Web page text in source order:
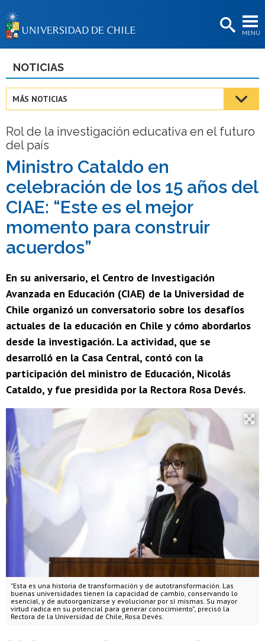
MENÚ
BIBLIOTECAS
Estudiantes
Académicas/os
Funcionarias/os
Egresadas/os
NOTICIAS
MÁS NOTICIAS
Rol de la investigación educativa en el futuro
del país
Ministro Cataldo en
celebración de los 15 años del
CIAE: “Este es el mejor
momento para construir
acuerdos”
En su aniversario, el Centro de Investigación
Avanzada en Educación (CIAE) de la Universidad de
Chile organizó un conversatorio sobre los desafíos
actuales de la educación en Chile y cómo abordarlos
desde la investigación. La actividad, que se
desarrolló en la Casa Central, contó con la
participación del ministro de Educación, Nicolás
Cataldo, y fue presidida por la Rectora Rosa Devés.
"Esta es una historia de transformación y de autotransformación. Las
buenas universidades tienen la capacidad de cambio, conservando lo
esencial, y de autoorganizarse y evolucionar por sí mismas. Su mayor
virtud radica en su potencial para generar conocimiento”, precisó la
Rectora de la Universidad de Chile, Rosa Devés.